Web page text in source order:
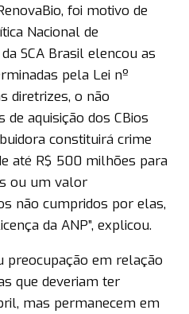
foi motivo de
Nacional de
SCA Brasil elencou as
pela Lei nº
diretrizes, o não
aquisição dos CBios
constituirá crime
até R$ 500 milhões para
ou um valor
não cumpridos por elas,
da ANP”, explicou.
preocupação em relação
que deveriam ter
mas permanecem em